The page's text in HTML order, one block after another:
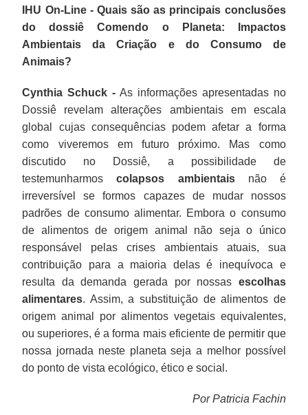
IHU On-Line - Quais são as principais conclusões
do dossiê Comendo o Planeta: Impactos
Ambientais da Criação e do Consumo de
Animais?
Cynthia Schuck - As informações apresentadas no
Dossiê revelam alterações ambientais em escala
global cujas consequências podem afetar a forma
como viveremos em futuro próximo. Mas como
discutido no Dossiê, a possibilidade de
testemunharmos colapsos ambientaisnão é
irreversível se formos capazes de mudar nossos
padrões de consumo alimentar. Embora o consumo
de alimentos de origem animal não seja o único
responsável pelas crises ambientais atuais, sua
contribuição para a maioria delas é inequívoca e
resulta da demanda gerada por nossas escolhas
alimentares. Assim, a substituição de alimentos de
origem animal por alimentos vegetais equivalentes,
ou superiores, é a forma mais eficiente de permitir que
nossa jornada neste planeta seja a melhor possível
do ponto de vista ecológico, ético e social.
Por Patricia Fachin